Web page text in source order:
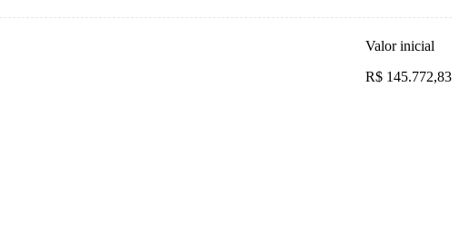
Valor inicial
R$ 145.772,83